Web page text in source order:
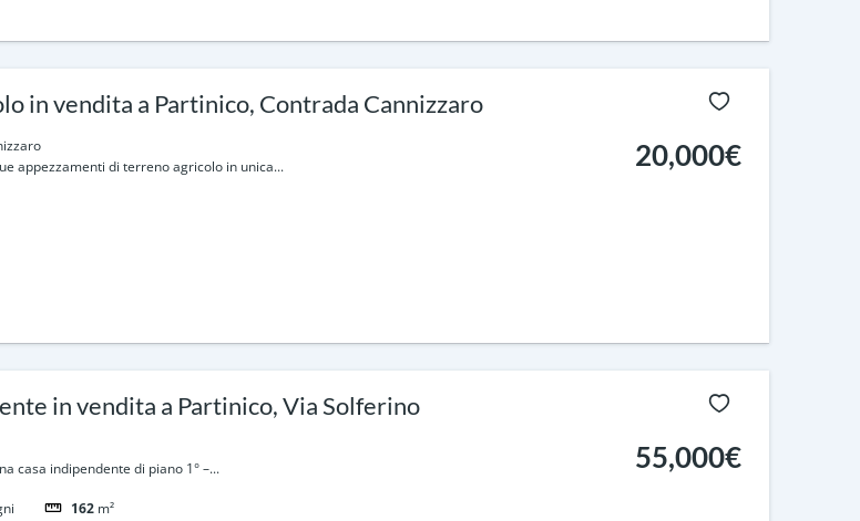
in vendita a Partinico, Contrada Cannizzaro
appezzamenti di terreno agricolo in unica...
20,000€
in vendita a Partinico, Via Solferino
casa indipendente di piano 1° –...
162 m²
55,000€